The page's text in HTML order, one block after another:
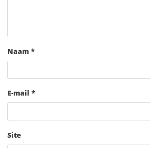
Naam *
E-mail *
Site